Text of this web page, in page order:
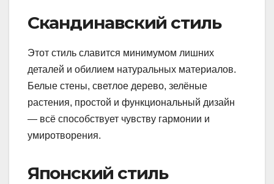
Скандинавский стиль
Этот стиль славится минимумом лишних
деталей и обилием натуральных материалов.
Белые стены, светлое дерево, зелёные
растения, простой и функциональный дизайн
— всё способствует чувству гармонии и
умиротворения.
Японский стиль